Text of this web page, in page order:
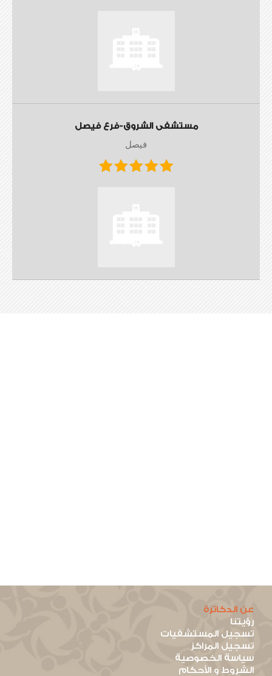
مستشفى الشروق-فرع فيصل
فيصل
عن الدكاترة
رؤيتنا
تسجيل المستشفيات
تسجيل المراكز
سياسة الخصوصية
الشروط و الأحكام